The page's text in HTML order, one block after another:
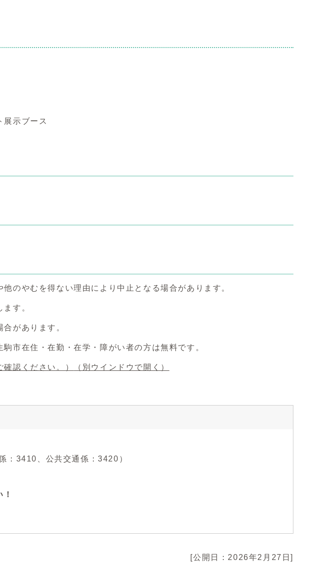
展示ブース
のやむを得ない理由により中止となる場合があります。
す。
があります。
市在住・在勤・在学・障がい者の方は無料です。
認ください。） （別ウインドウで開く）
3410、公共交通係：3420）
[公開日：2026年2月27日]